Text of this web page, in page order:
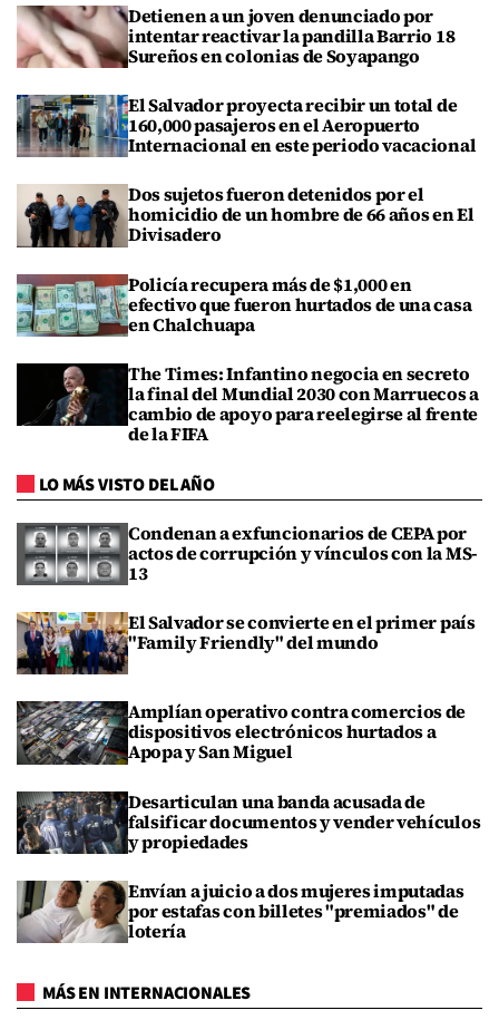
Detienen a un joven denunciado por
intentar reactivar la pandilla Barrio 18
Sureños en colonias de Soyapango
El Salvador proyecta recibir un total de
160,000 pasajeros en el Aeropuerto
Internacional en este periodo vacacional
Dos sujetos fueron detenidos por el
homicidio de un hombre de 66 años en El
Divisadero
Policía recupera más de $1,000 en
efectivo que fueron hurtados de una casa
en Chalchuapa
The Times: Infantino negocia en secreto
la final del Mundial 2030 con Marruecos a
cambio de apoyo para reelegirse al frente
de la FIFA
LO MÁS VISTO DEL AÑO
Condenan a exfuncionarios de CEPA por
actos de corrupción y vínculos con la MS-
13
El Salvador se convierte en el primer país
"Family Friendly" del mundo
Amplían operativo contra comercios de
dispositivos electrónicos hurtados a
Apopa y San Miguel
Desarticulan una banda acusada de
falsificar documentos y vender vehículos
y propiedades
Envían a juicio a dos mujeres imputadas
por estafas con billetes "premiados" de
lotería
MÁS EN INTERNACIONALES